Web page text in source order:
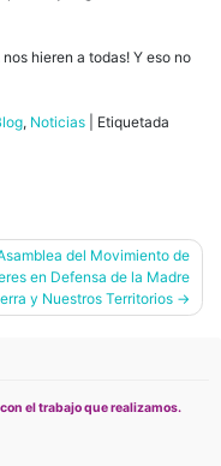
hieren a todas! Y eso no
, Noticias
Etiquetada
del Movimiento de
en Defensa de la Madre
y Nuestros Territorios
el trabajo que realizamos.